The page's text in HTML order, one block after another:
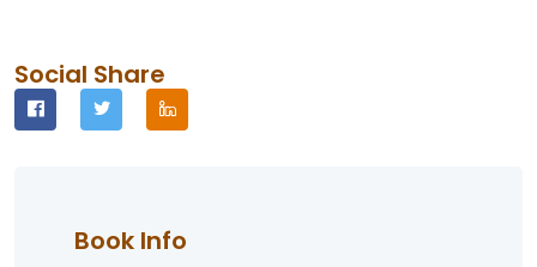
Social Share
Book Info